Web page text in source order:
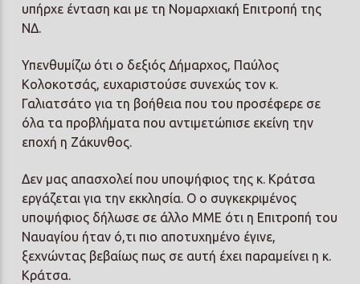
υπήρχε ένταση και με τη Νομαρχιακή Επιτροπή της
ΝΔ.
Υπενθυμίζω ότι ο δεξιός Δήμαρχος, Παύλος
Κολοκοτσάς, ευχαριστούσε συνεχώς τον κ.
Γαλιατσάτο για τη βοήθεια που του προσέφερε σε
όλα τα προβλήματα που αντιμετώπισε εκείνη την
εποχή η Ζάκυνθος.
Δεν μας απασχολεί που υποψήφιος της κ. Κράτσα
εργάζεται για την εκκλησία. Ο ο συγκεκριμένος
υποψήφιος δήλωσε σε άλλο ΜΜΕ ότι η Επιτροπή του
Ναυαγίου ήταν ό,τι πιο αποτυχημένο έγινε,
ξεχνώντας βεβαίως πως σε αυτή έχει παραμείνει η κ.
Κράτσα.